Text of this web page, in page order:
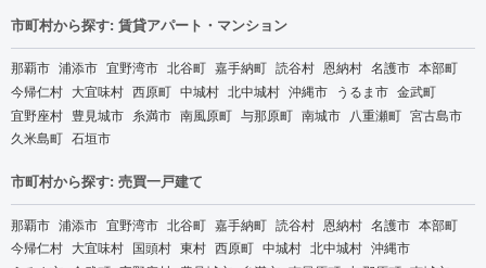
市町村から探す: 賃貸アパート・マンション
那覇市 浦添市 宜野湾市 北谷町 嘉手納町 読谷村 恩納村 名護市 本部町
今帰仁村 大宜味村 西原町 中城村 北中城村 沖縄市 うるま市 金武町
宜野座村 豊見城市 糸満市 南風原町 与那原町 南城市 八重瀬町 宮古島市
久米島町 石垣市
市町村から探す: 売買一戸建て
那覇市 浦添市 宜野湾市 北谷町 嘉手納町 読谷村 恩納村 名護市 本部町
今帰仁村 大宜味村 国頭村 東村 西原町 中城村 北中城村 沖縄市